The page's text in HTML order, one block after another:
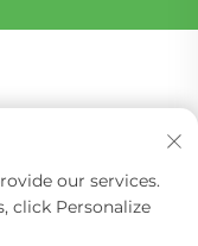
(guangzhou)
Ltd. -
Política
our services.
click Personalize